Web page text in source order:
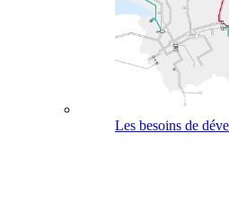
Les besoins de